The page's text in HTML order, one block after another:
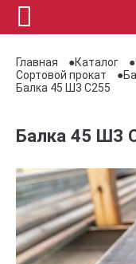
Главная Каталог
Сортовой прокат
Балка 45 Ш3 С255
Балка 45 Ш3